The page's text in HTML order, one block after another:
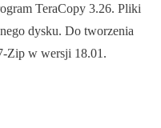
TeraCopy 3.26. Pliki
dysku. Do tworzenia
Zip w wersji 18.01.